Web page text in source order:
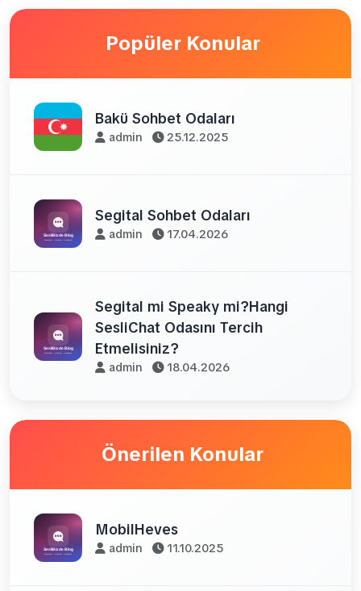
Popüler Konular
Bakü Sohbet Odaları
admin 25.12.2025
Segital Sohbet Odaları
admin 17.04.2026
Segital mi Speaky mi?Hangi
SesliChat Odasını Tercih
Etmelisiniz?
admin 18.04.2026
Önerilen Konular
MobilHeves
admin 11.10.2025